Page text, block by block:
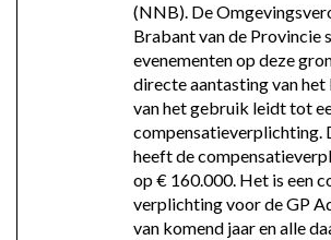
(NNB). De
Brabant van de Provincie
evenementen op deze
directe aantasting van
van het gebruik leidt tot
compensatieverplichting.
heeft de
op € 160.000. Het is een
verplichting voor de GP
van komend jaar en alle